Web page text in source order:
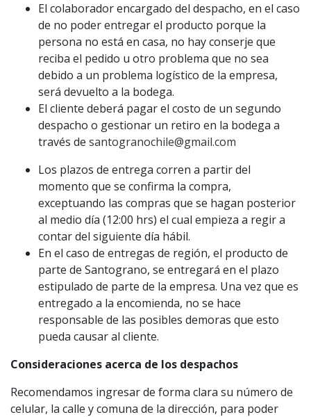
El colaborador encargado del despacho, en el caso
de no poder entregar el producto porque la
persona no está en casa, no hay conserje que
reciba el pedido u otro problema que no sea
debido a un problema logístico de la empresa,
será devuelto a la bodega.
El cliente deberá pagar el costo de un segundo
despacho o gestionar un retiro en la bodega a
través de santogranochile@gmail.com
Los plazos de entrega corren a partir del
momento que se confirma la compra,
exceptuando las compras que se hagan posterior
al medio día (12:00 hrs) el cual empieza a regir a
contar del siguiente día hábil.
En el caso de entregas de región, el producto de
parte de Santograno, se entregará en el plazo
estipulado de parte de la empresa. Una vez que es
entregado a la encomienda, no se hace
responsable de las posibles demoras que esto
pueda causar al cliente.
Consideraciones acerca de los despachos
Recomendamos ingresar de forma clara su número de
celular, la calle y comuna de la dirección, para poder